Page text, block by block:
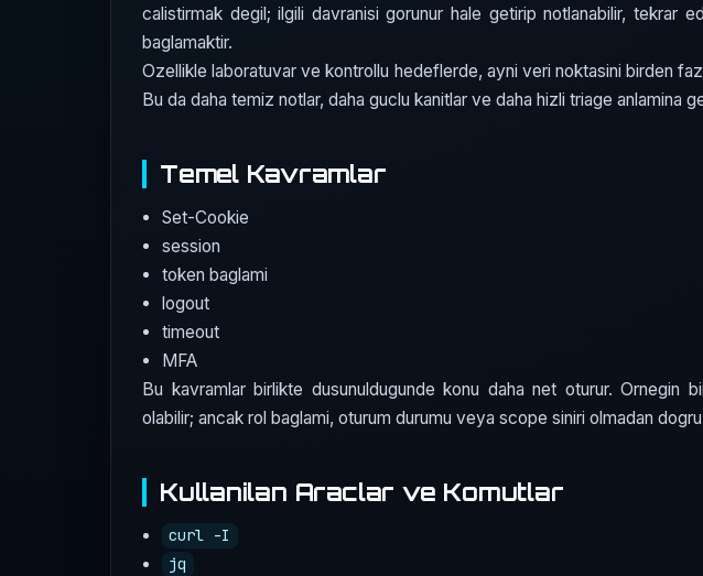
calistirmak degil; ilgili davranisi gorunur hale getirip notlanabilir, tekrar
baglamaktir.
Ozellikle laboratuvar ve kontrollu hedeflerde, ayni veri noktasini birden
Bu da daha temiz notlar, daha guclu kanitlar ve daha hizli triage anlamina
Temel Kavramlar
Set-Cookie
session
token baglami
logout
timeout
MFA
Bu kavramlar birlikte dusunuldugunde konu daha net oturur. Ornegin
olabilir; ancak rol baglami, oturum durumu veya scope siniri olmadan
Kullanilan Araclar ve Komutlar
curl -I
jq